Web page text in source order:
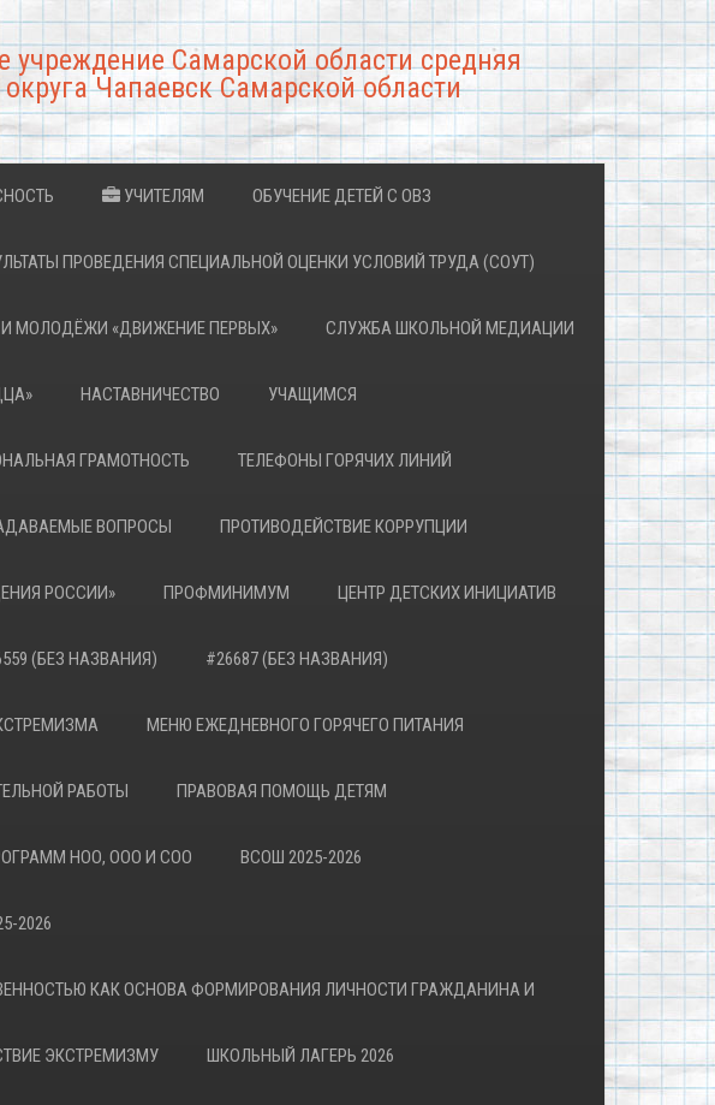
учреждение Самарской области средняя
Чапаевск Самарской области
УЧИТЕЛЯМ ОБУЧЕНИЕ ДЕТЕЙ С ОВЗ
ПРОВЕДЕНИЯ СПЕЦИАЛЬНОЙ ОЦЕНКИ УСЛОВИЙ ТРУДА (СОУТ)
МОЛОДЁЖИ «ДВИЖЕНИЕ ПЕРВЫХ» СЛУЖБА ШКОЛЬНОЙ МЕДИАЦИИ
НАСТАВНИЧЕСТВО УЧАЩИМСЯ
ГРАМОТНОСТЬ ТЕЛЕФОНЫ ГОРЯЧИХ ЛИНИЙ
ВОПРОСЫ ПРОТИВОДЕЙСТВИЕ КОРРУПЦИИ
РОССИИ» ПРОФМИНИМУМ ЦЕНТР ДЕТСКИХ ИНИЦИАТИВ
(БЕЗ НАЗВАНИЯ) #26687 (БЕЗ НАЗВАНИЯ)
МЕНЮ ЕЖЕДНЕВНОГО ГОРЯЧЕГО ПИТАНИЯ
РАБОТЫ ПРАВОВАЯ ПОМОЩЬ ДЕТЯМ
НОО, ООО И СОО ВСОШ 2025-2026
2026
КАК ОСНОВА ФОРМИРОВАНИЯ ЛИЧНОСТИ ГРАЖДАНИНА И
ЭКСТРЕМИЗМУ ШКОЛЬНЫЙ ЛАГЕРЬ 2026